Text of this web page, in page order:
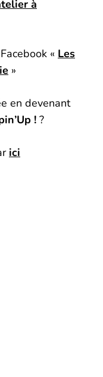
à
« Les
»
en devenant
! ?
ici